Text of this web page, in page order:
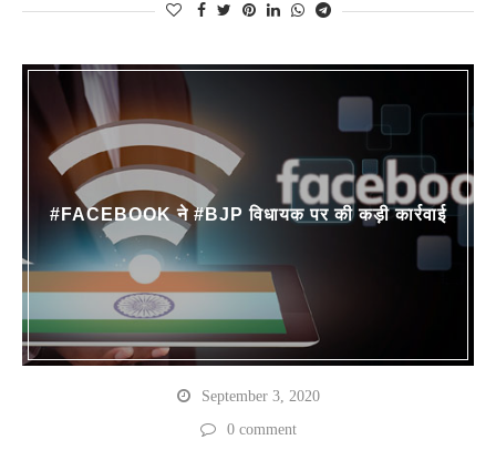
#FACEBOOK ने #BJP विधायक पर की कड़ी कार्रवाई
September 3, 2020
0 comment